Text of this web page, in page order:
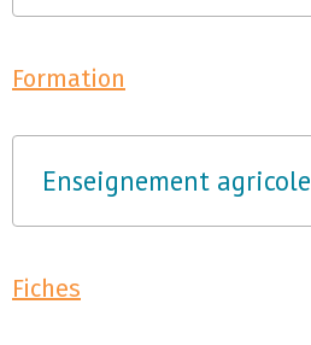
Formation
Enseignement agricole
Fiches